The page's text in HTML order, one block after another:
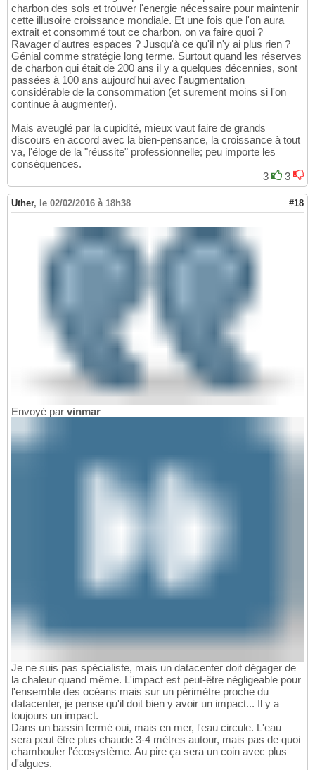
charbon des sols et trouver l'energie nécessaire pour maintenir
cette illusoire croissance mondiale. Et une fois que l'on aura
extrait et consommé tout ce charbon, on va faire quoi ?
Ravager d'autres espaces ? Jusqu'à ce qu'il n'y ai plus rien ?
Génial comme stratégie long terme. Surtout quand les réserves
de charbon qui était de 200 ans il y a quelques décennies, sont
passées à 100 ans aujourd'hui avec l'augmentation
considérable de la consommation (et surement moins si l'on
continue à augmenter).
Mais aveuglé par la cupidité, mieux vaut faire de grands
discours en accord avec la bien-pensance, la croissance à tout
va, l'éloge de la "réussite" professionnelle; peu importe les
conséquences.
3
3
Uther, le 02/02/2016 à 18h38 #18
Envoyé par vinmar
Je ne suis pas spécialiste, mais un datacenter doit dégager de
la chaleur quand même. L'impact est peut-être négligeable pour
l'ensemble des océans mais sur un périmètre proche du
datacenter, je pense qu'il doit bien y avoir un impact... Il y a
toujours un impact.
Dans un bassin fermé oui, mais en mer, l'eau circule. L'eau
sera peut être plus chaude 3-4 mètres autour, mais pas de quoi
chambouler l'écosystème. Au pire ça sera un coin avec plus
d'algues.